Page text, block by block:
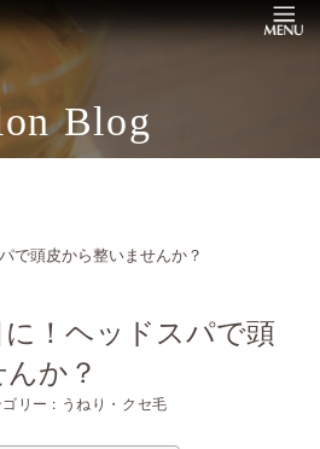
Blog
で頭皮から整いませんか？
！ヘッドスパで頭
か？
リー : うねり・ クセ毛